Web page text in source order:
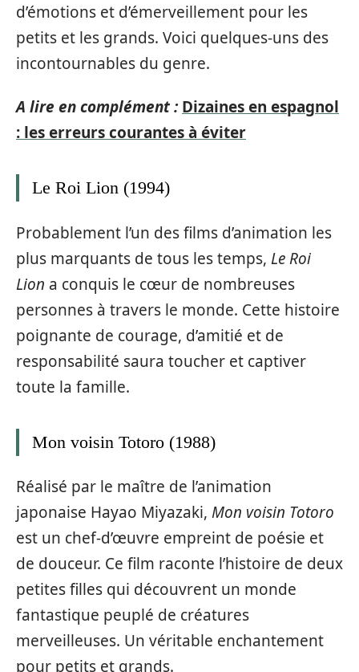
d’émotions et d’émerveillement pour les
petits et les grands. Voici quelques-uns des
incontournables du genre.
A lire en complément : Dizaines en espagnol
: les erreurs courantes à éviter
Le Roi Lion (1994)
Probablement l’un des films d’animation les
plus marquants de tous les temps, Le Roi
Lion a conquis le cœur de nombreuses
personnes à travers le monde. Cette histoire
poignante de courage, d’amitié et de
responsabilité saura toucher et captiver
toute la famille.
Mon voisin Totoro (1988)
Réalisé par le maître de l’animation
japonaise Hayao Miyazaki, Mon voisin Totoro
est un chef-d’œuvre empreint de poésie et
de douceur. Ce film raconte l’histoire de deux
petites filles qui découvrent un monde
fantastique peuplé de créatures
merveilleuses. Un véritable enchantement
pour petits et grands.